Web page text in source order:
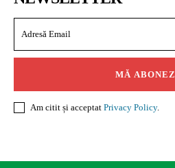
MĂ ABONEZ
Am citit și acceptat Privacy Policy.